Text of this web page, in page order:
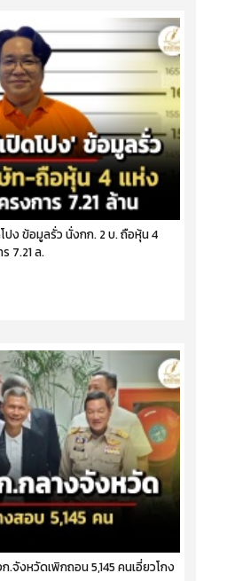
ง ข้อมูลรั่ว นั่งกก. 2 บ. ถือหุ้น 4
7.21 ล.
.จังหวัดเพิกถอน 5,145 คนเอี่ยวโกง